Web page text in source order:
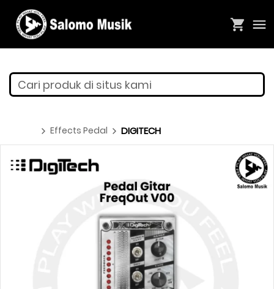
Cari produk di situs kami
Effects Pedal DIGITECH